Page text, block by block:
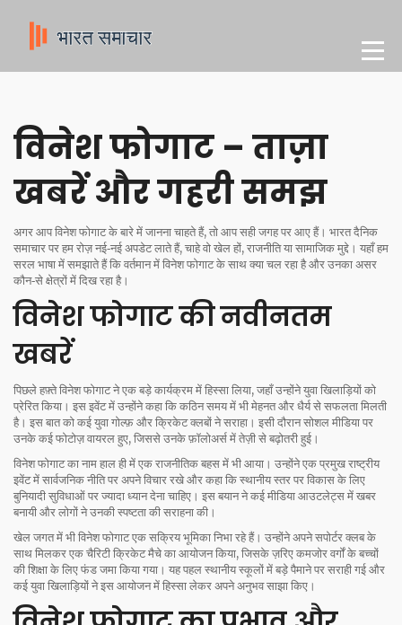
विनेश फोगाट – ताज़ा
खबरें और गहरी समझ
अगर आप विनेश फोगाट के बारे में जानना चाहते हैं, तो आप सही जगह पर आए हैं। भारत दैनिक
समाचार पर हम रोज़ नई‑नई अपडेट लाते हैं, चाहे वो खेल हों, राजनीति या सामाजिक मुद्दे। यहाँ हम
सरल भाषा में समझाते हैं कि वर्तमान में विनेश फोगाट के साथ क्या चल रहा है और उनका असर
कौन‑से क्षेत्रों में दिख रहा है।
विनेश फोगाट की नवीनतम
खबरें
पिछले हफ़्ते विनेश फोगाट ने एक बड़े कार्यक्रम में हिस्सा लिया, जहाँ उन्होंने युवा खिलाड़ियों को
प्रेरित किया। इस इवेंट में उन्होंने कहा कि कठिन समय में भी मेहनत और धैर्य से सफलता मिलती
है। इस बात को कई युवा गोल्फ़ और क्रिकेट क्लबों ने सराहा। इसी दौरान सोशल मीडिया पर
उनके कई फोटोज़ वायरल हुए, जिससे उनके फ़ॉलोअर्स में तेज़ी से बढ़ोतरी हुई।
विनेश फोगाट का नाम हाल ही में एक राजनीतिक बहस में भी आया। उन्होंने एक प्रमुख राष्ट्रीय
इवेंट में सार्वजनिक नीति पर अपने विचार रखे और कहा कि स्थानीय स्तर पर विकास के लिए
बुनियादी सुविधाओं पर ज्यादा ध्यान देना चाहिए। इस बयान ने कई मीडिया आउटलेट्स में खबर
बनायी और लोगों ने उनकी स्पष्टता की सराहना की।
खेल जगत में भी विनेश फोगाट एक सक्रिय भूमिका निभा रहे हैं। उन्होंने अपने सपोर्टर क्लब के
साथ मिलकर एक चैरिटी क्रिकेट मैचे का आयोजन किया, जिसके ज़रिए कमजोर वर्गों के बच्चों
की शिक्षा के लिए फंड जमा किया गया। यह पहल स्थानीय स्कूलों में बड़े पैमाने पर सराही गई और
कई युवा खिलाड़ियों ने इस आयोजन में हिस्सा लेकर अपने अनुभव साझा किए।